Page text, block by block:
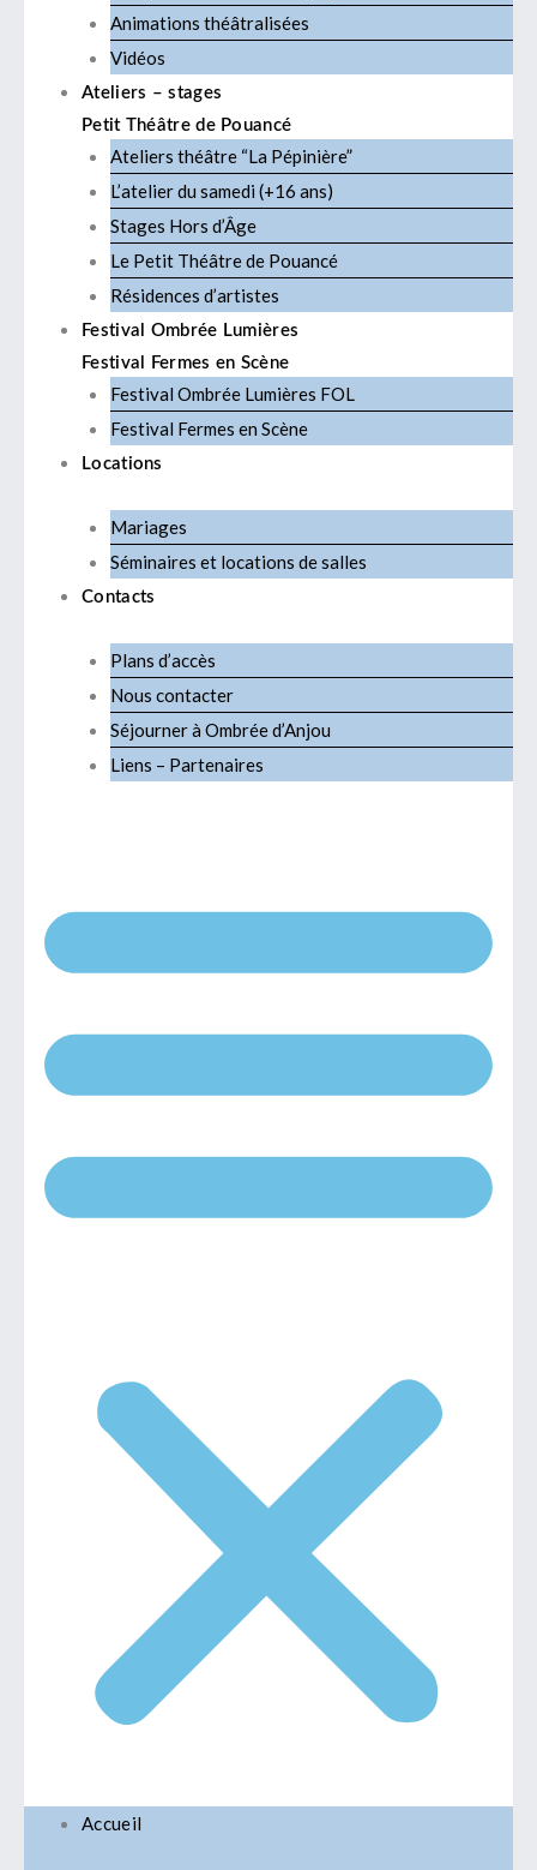
Animations théâtralisées
Vidéos
Ateliers – stages
Petit Théâtre de Pouancé
Ateliers théâtre “La Pépinière”
L’atelier du samedi (+16 ans)
Stages Hors d’Âge
Le Petit Théâtre de Pouancé
Résidences d’artistes
Festival Ombrée Lumières
Festival Fermes en Scène
Festival Ombrée Lumières FOL
Festival Fermes en Scène
Locations
Mariages
Séminaires et locations de salles
Contacts
Plans d’accès
Nous contacter
Séjourner à Ombrée d’Anjou
Liens – Partenaires
Accueil